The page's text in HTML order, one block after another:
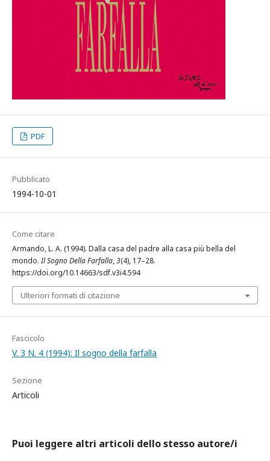
PDF
Pubblicato
1994-10-01
Come citare
Armando, L. A. (1994). Dalla casa del padre alla casa più bella del
mondo.Il Sogno Della Farfalla,3(4), 17–28.
https://doi.org/10.14663/sdf.v3i4.594
Ulteriori formati di citazione
Fascicolo
V. 3 N. 4 (1994): Il sogno della farfalla
Sezione
Articoli
Puoi leggere altri articoli dello stesso autore/i